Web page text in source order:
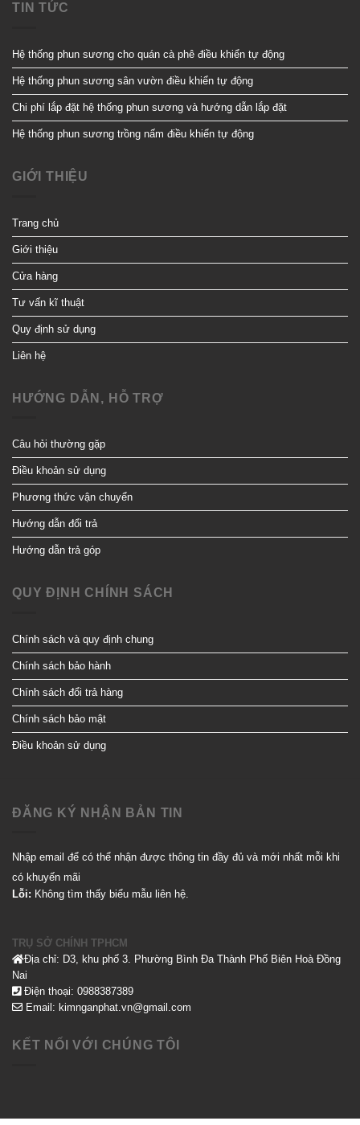
TIN TỨC
Hệ thống phun sương cho quán cà phê điều khiển tự động
Hệ thống phun sương sân vườn điều khiển tự động
Chi phí lắp đặt hệ thống phun sương và hướng dẫn lắp đặt
Hệ thống phun sương trồng nấm điều khiển tự động
GIỚI THIỆU
Trang chủ
Giới thiệu
Cửa hàng
Tư vấn kĩ thuật
Quy định sử dụng
Liên hệ
HƯỚNG DẪN, HỖ TRỢ
Câu hỏi thường gặp
Điều khoản sử dụng
Phương thức vận chuyển
Hướng dẫn đổi trả
Hướng dẫn trả góp
QUY ĐỊNH CHÍNH SÁCH
Chính sách và quy định chung
Chính sách bảo hành
Chính sách đổi trả hàng
Chính sách bảo mật
Điều khoản sử dụng
ĐĂNG KÝ NHẬN BẢN TIN
Nhập email để có thể nhận được thông tin đầy đủ và mới nhất mỗi khi
có khuyến mãi
Lỗi: Không tìm thấy biểu mẫu liên hệ.
TRỤ SỞ CHÍNH TPHCM
Địa chỉ: D3, khu phố 3. Phường Bình Đa Thành Phố Biên Hoà Đồng
Nai
Điện thoại: 0988387389
Email: kimnganphat.vn@gmail.com
KẾT NỐI VỚI CHÚNG TÔI